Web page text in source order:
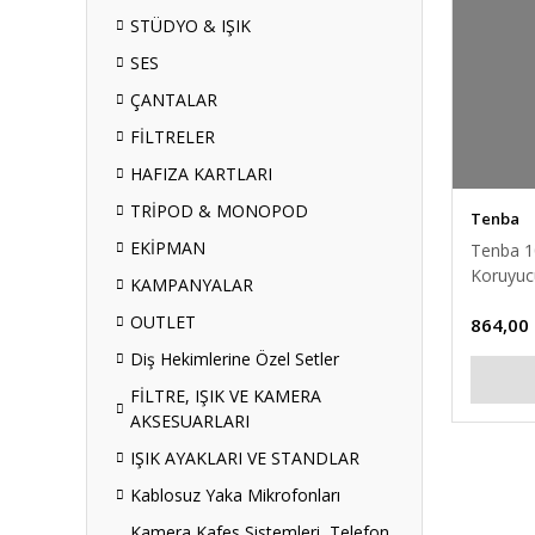
STÜDYO & IŞIK
SES
ÇANTALAR
FİLTRELER
HAFIZA KARTLARI
TRİPOD & MONOPOD
EKİPMAN
KAMPANYALAR
OUTLET
Diş Hekimlerine Özel Setler
FİLTRE, IŞIK VE KAMERA
AKSESUARLARI
IŞIK AYAKLARI VE STANDLAR
Kablosuz Yaka Mikrofonları
Tenba
Tenba
864,00